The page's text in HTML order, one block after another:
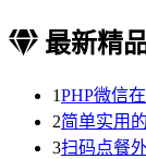
最新精
1PHP微信
2简单实用
3扫码点餐